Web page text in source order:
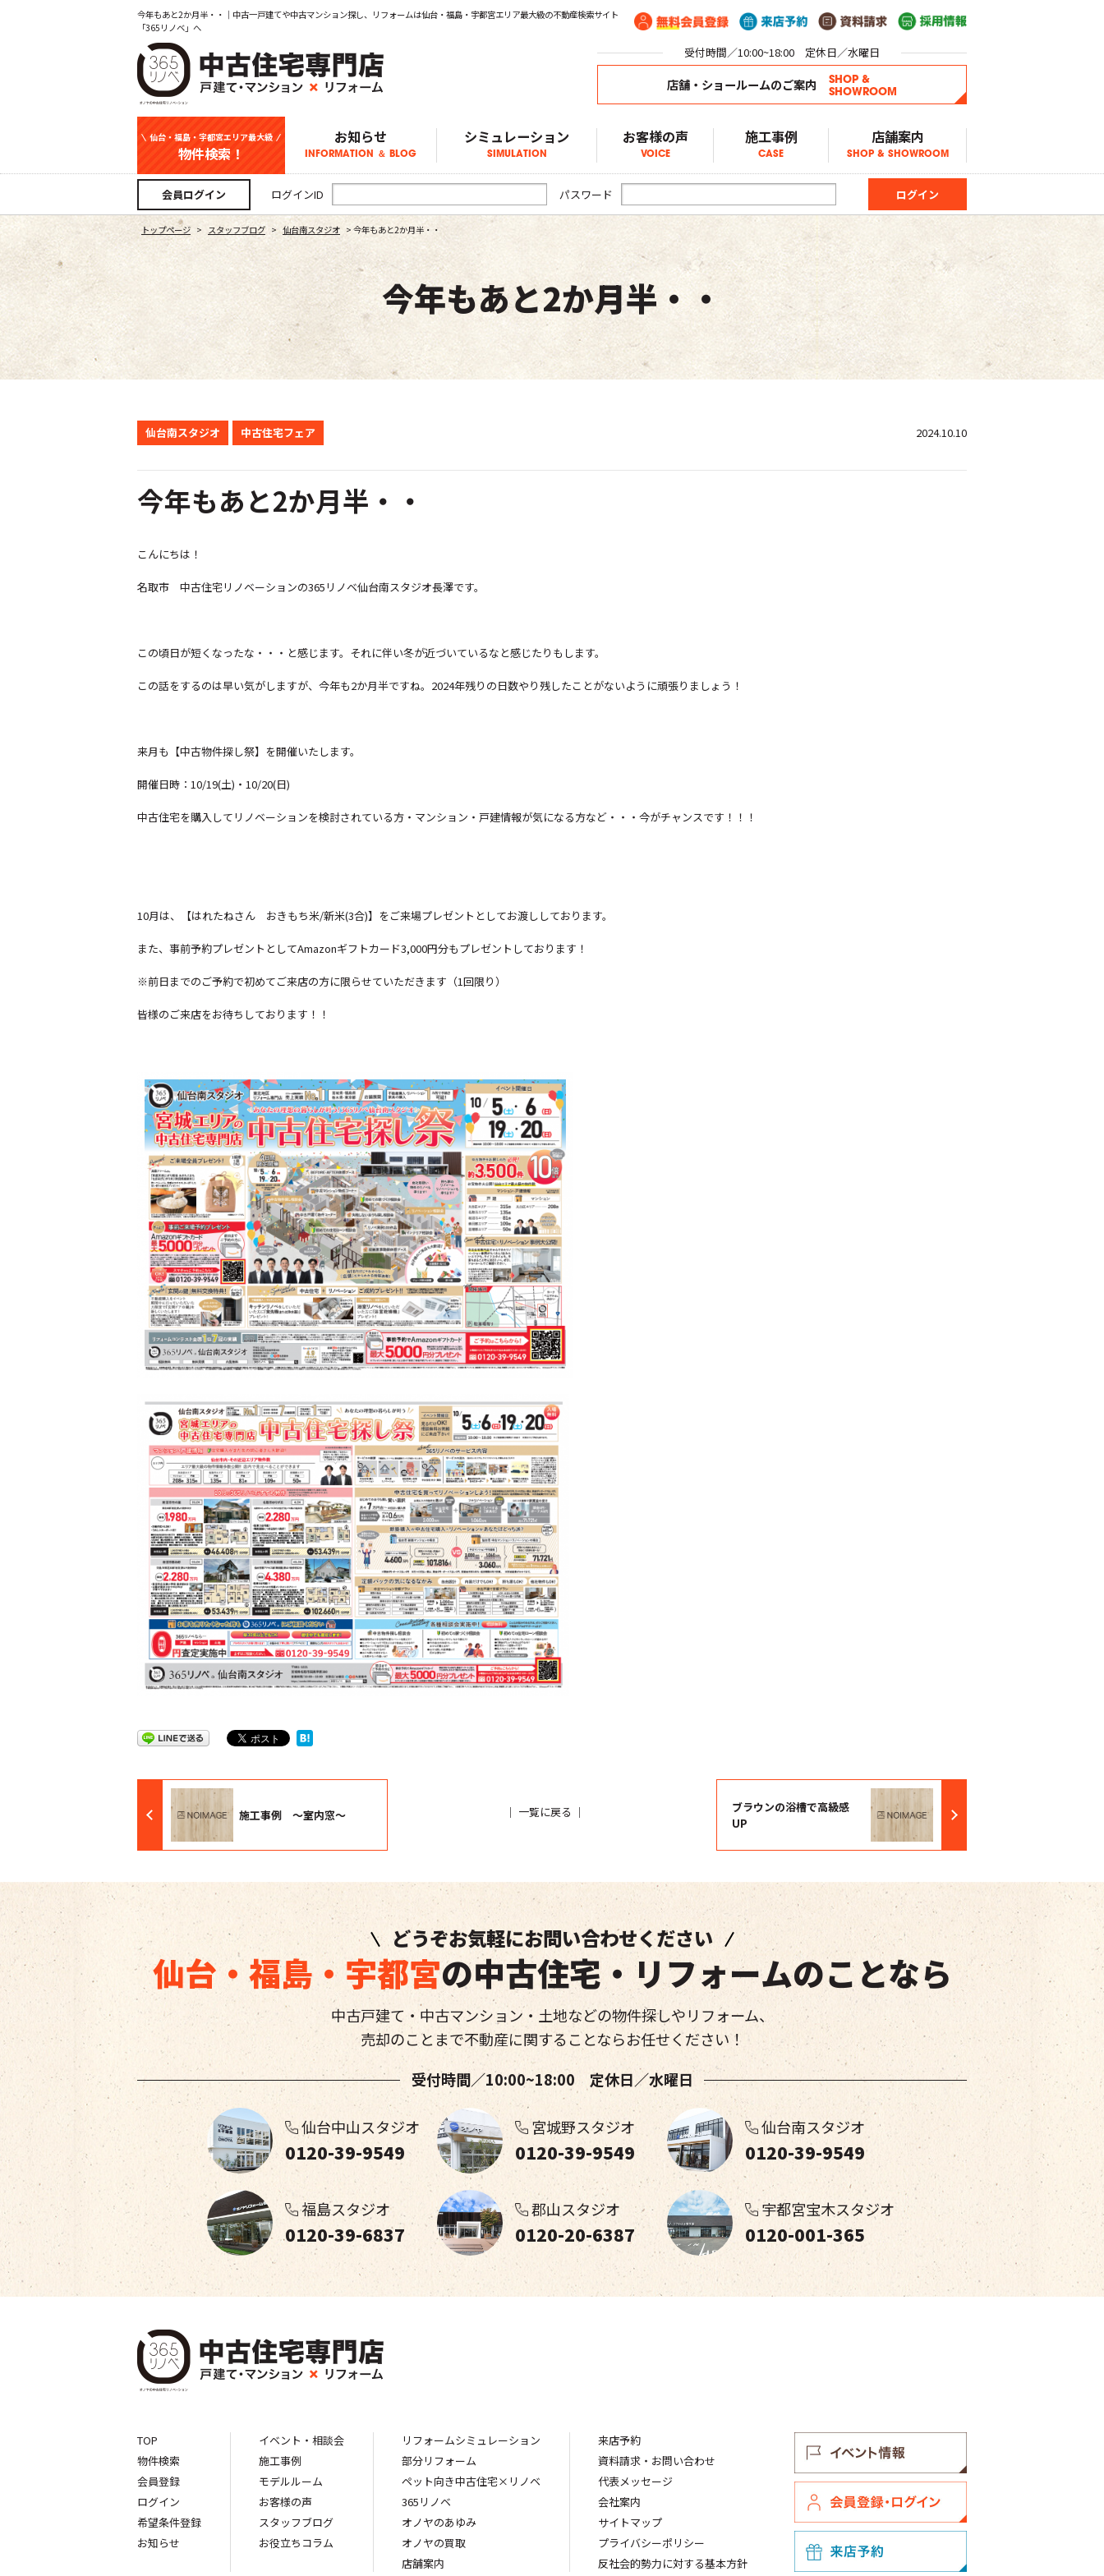
今年もあと2か月半・・｜中古一戸建てや中古マンション探し、リフォームは仙台・福島・宇都宮エリア最大級の不動産検索サイト
「365リノベ」へ
受付時間／10:00~18:00 定休日／水曜日
店舗・ショールームのご案内
SHOP &
SHOWROOM
仙台・福島・宇都宮エリア最大級
物件検索！
中古一戸建て
マンション
新築一戸建て
土地
事業用
お知らせ
INFORMATION ＆ BLOG
お知らせ
仙台エリア物件情報
福島エリア物件情報
宇都宮エリア物件情報
スタッフブログ
シミュレーション
SIMULATION
お客様の声
VOICE
施工事例
CASE
店舗案内
SHOP & SHOWROOM
会員ログイン ログインID パスワード
トップページ > スタッフブログ > 仙台南スタジオ > 今年もあと2か月半・・
今年もあと2か月半・・
仙台南スタジオ 中古住宅フェア 2024.10.10
今年もあと2か月半・・
こんにちは！
名取市 中古住宅リノベーションの365リノベ仙台南スタジオ長澤です。
この頃日が短くなったな・・・と感じます。それに伴い冬が近づいているなと感じたりもします。
この話をするのは早い気がしますが、今年も2か月半ですね。2024年残りの日数やり残したことがないように頑張りましょう！
来月も【中古物件探し祭】を開催いたします。
開催日時：10/19(土)・10/20(日)
中古住宅を購入してリノベーションを検討されている方・マンション・戸建情報が気になる方など・・・今がチャンスです！！！
10月は、【はれたねさん おきもち米/新米(3合)】をご来場プレゼントとしてお渡ししております。
また、事前予約プレゼントとしてAmazonギフトカード3,000円分もプレゼントしております！
※前日までのご予約で初めてご来店の方に限らせていただきます（1回限り）
皆様のご来店をお待ちしております！！
施工事例 ～室内窓～
ブラウンの浴槽で高級感
UP
｜ 一覧に戻る ｜
どうぞお気軽にお問い合わせください
仙台・福島・宇都宮の中古住宅・リフォームのことなら
中古戸建て・中古マンション・土地などの物件探しやリフォーム、
売却のことまで不動産に関することならお任せください！
受付時間／10:00~18:00 定休日／水曜日
仙台中山スタジオ
0120-39-9549
宮城野スタジオ
0120-39-9549
仙台南スタジオ
0120-39-9549
福島スタジオ
0120-39-6837
郡山スタジオ
0120-20-6387
宇都宮宝木スタジオ
0120-001-365
TOP
物件検索
会員登録
ログイン
希望条件登録
お知らせ
イベント・相談会
施工事例
モデルルーム
お客様の声
スタッフブログ
お役立ちコラム
リフォームシミュレーション
部分リフォーム
ペット向き中古住宅×リノベ
365リノベ
オノヤのあゆみ
オノヤの買取
店舗案内
来店予約
資料請求・お問い合わせ
代表メッセージ
会社案内
サイトマップ
プライバシーポリシー
反社会的勢力に対する基本方針